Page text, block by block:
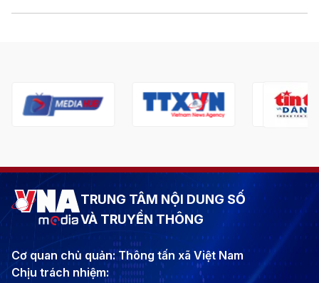
TRUNG TÂM NỘI DUNG SỐ
VÀ TRUYỀN THÔNG
Cơ quan chủ quản: Thông tấn xã Việt Nam
Chịu trách nhiệm: